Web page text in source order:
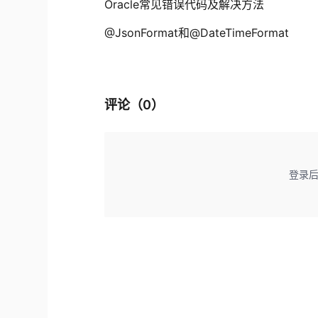
Oracle常见错误代码及解决方法
@JsonFormat和@DateTimeFormat
评论（0）
登录